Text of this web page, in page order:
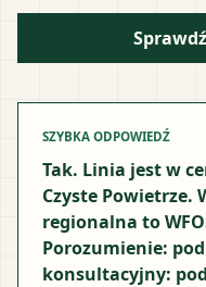
SZYBKA ODPOWIEDŹ
Tak. Linia jest w
Czyste Powietrze.
regionalna to
Porozumienie:
konsultacyjny: